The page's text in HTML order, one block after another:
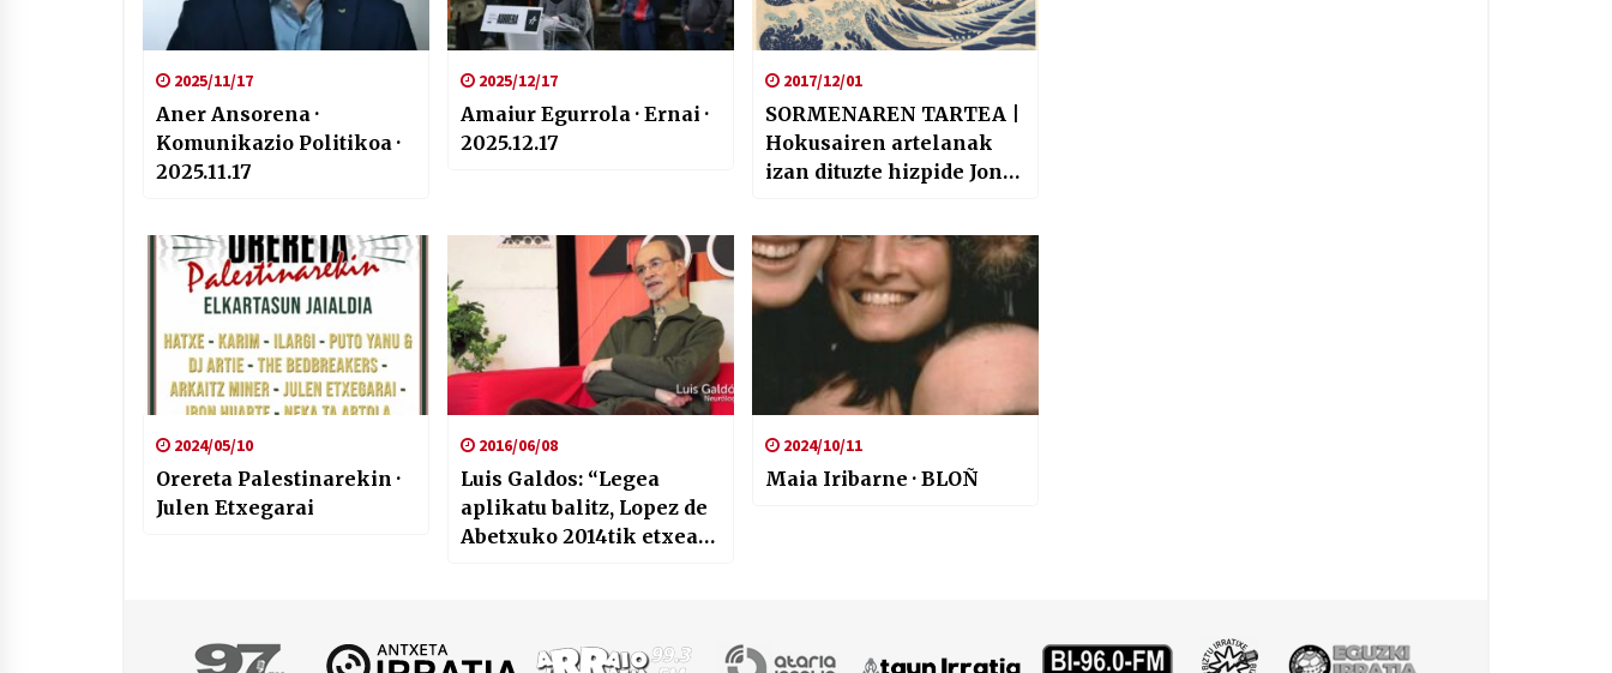
2025/11/17
Aner Ansorena ·
Komunikazio Politikoa ·
2025.11.17
2025/12/17
Amaiur Egurrola · Ernai ·
2025.12.17
2017/12/01
SORMENAREN TARTEA |
Hokusairen artelanak
izan dituzte hizpide Jon
Fernandezek
2024/05/10
Orereta Palestinarekin ·
Julen Etxegarai
2016/06/08
Luis Galdos: “Legea
aplikatu balitz, Lopez de
Abetxuko 2014tik etxean
2024/10/11
Maia Iribarne · BLOÑ